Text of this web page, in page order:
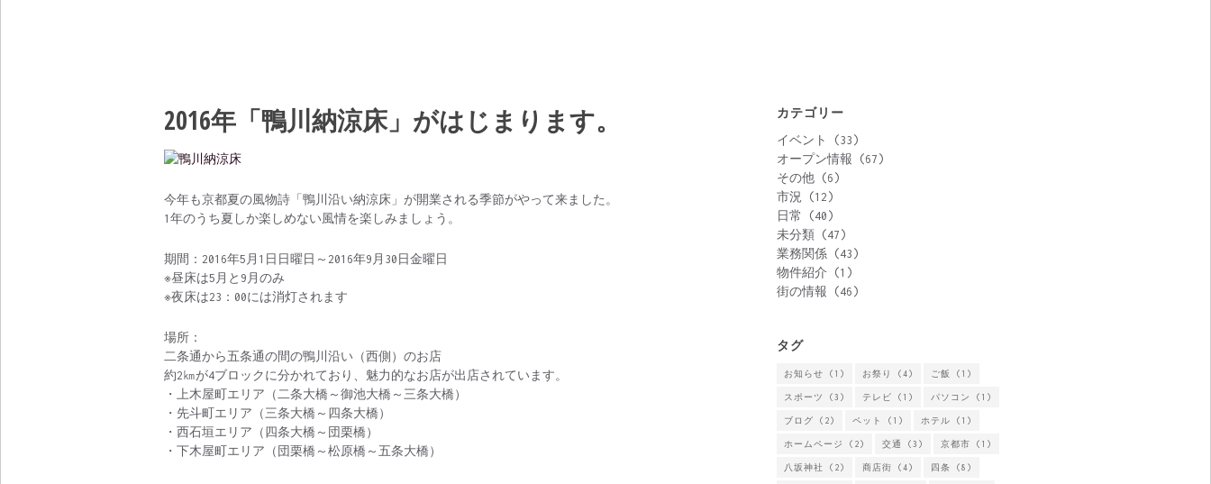
2016年「鴨川納涼床」がはじまります。
今年も京都夏の風物詩「鴨川沿い納涼床」が開業される季節がやって来ました。
1年のうち夏しか楽しめない風情を楽しみましょう。
期間：2016年5月1日日曜日～2016年9月30日金曜日
※昼床は5月と9月のみ
※夜床は23：00には消灯されます
場所：
二条通から五条通の間の鴨川沿い（西側）のお店
約2㎞が4ブロックに分かれており、魅力的なお店が出店されています。
・上木屋町エリア（二条大橋～御池大橋～三条大橋）
・先斗町エリア（三条大橋～四条大橋）
・西石垣エリア（四条大橋～団栗橋）
・下木屋町エリア（団栗橋～松原橋～五条大橋）
カテゴリー
イベント
(33)
オープン情報 (67)
その他 (6)
市況 (12)
日常
(40)
未分類 (47)
業務関係 (43)
物件紹介 (1)
街の情報 (46)
タグ
お知らせ (1) お祭り (4) ご飯 (1)
スポーツ (3) テレビ (1) パソコン (1)
ブログ (2) ペット (1) ホテル (1)
ホームページ (2) 交通 (3) 京都市 (1)
八坂神社 (2) 商店街 (4) 四条 (8)